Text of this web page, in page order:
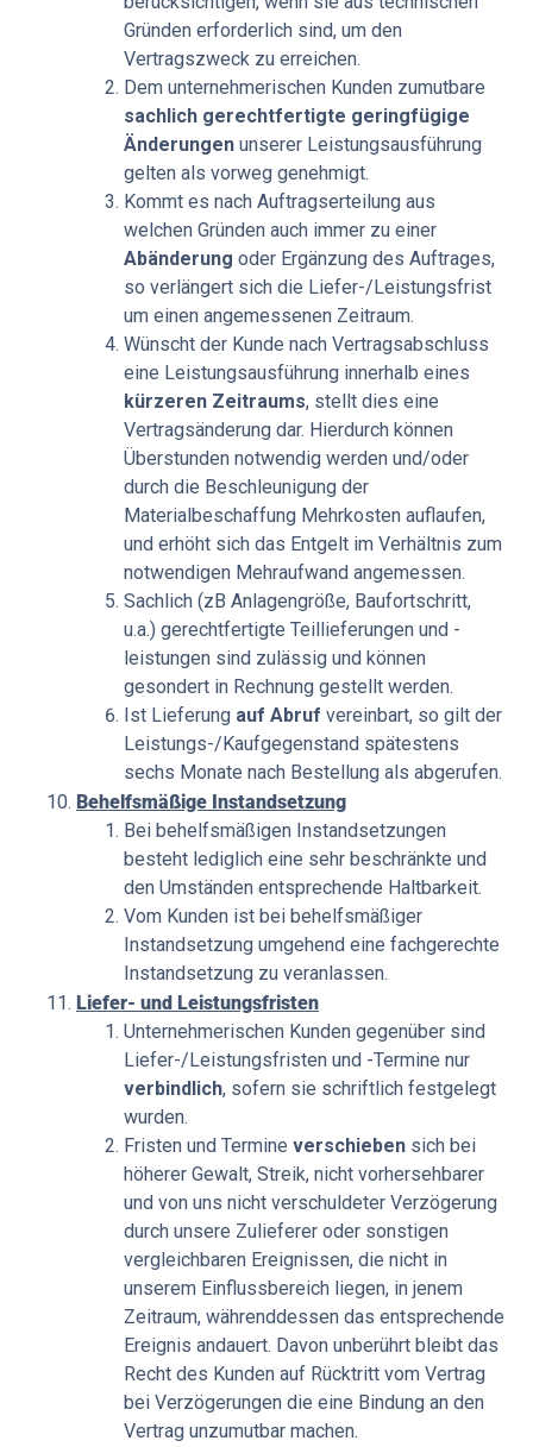
Gründen erforderlich sind, um den
Vertragszweck zu erreichen.
Dem unternehmerischen Kunden zumutbare
sachlich gerechtfertigte geringfügige
Änderungen unserer Leistungsausführung
gelten als vorweg genehmigt.
Kommt es nach Auftragserteilung aus
welchen Gründen auch immer zu einer
Abänderung oder Ergänzung des Auftrages,
so verlängert sich die Liefer-/Leistungsfrist
um einen angemessenen Zeitraum.
Wünscht der Kunde nach Vertragsabschluss
eine Leistungsausführung innerhalb eines
kürzeren Zeitraums, stellt dies eine
Vertragsänderung dar. Hierdurch können
Überstunden notwendig werden und/oder
durch die Beschleunigung der
Materialbeschaffung Mehrkosten auflaufen,
und erhöht sich das Entgelt im Verhältnis zum
notwendigen Mehraufwand angemessen.
Sachlich (zB Anlagengröße, Baufortschritt,
u.a.) gerechtfertigte Teillieferungen und -
leistungen sind zulässig und können
gesondert in Rechnung gestellt werden.
Ist Lieferung auf Abruf vereinbart, so gilt der
Leistungs-/Kaufgegenstand spätestens
sechs Monate nach Bestellung als abgerufen.
Behelfsmäßige Instandsetzung
Bei behelfsmäßigen Instandsetzungen
besteht lediglich eine sehr beschränkte und
den Umständen entsprechende Haltbarkeit.
Vom Kunden ist bei behelfsmäßiger
Instandsetzung umgehend eine fachgerechte
Instandsetzung zu veranlassen.
Liefer- und Leistungsfristen
Unternehmerischen Kunden gegenüber sind
Liefer-/Leistungsfristen und -Termine nur
verbindlich, sofern sie schriftlich festgelegt
wurden.
Fristen und Termine verschieben sich bei
höherer Gewalt, Streik, nicht vorhersehbarer
und von uns nicht verschuldeter Verzögerung
durch unsere Zulieferer oder sonstigen
vergleichbaren Ereignissen, die nicht in
unserem Einflussbereich liegen, in jenem
Zeitraum, währenddessen das entsprechende
Ereignis andauert. Davon unberührt bleibt das
Recht des Kunden auf Rücktritt vom Vertrag
bei Verzögerungen die eine Bindung an den
Vertrag unzumutbar machen.